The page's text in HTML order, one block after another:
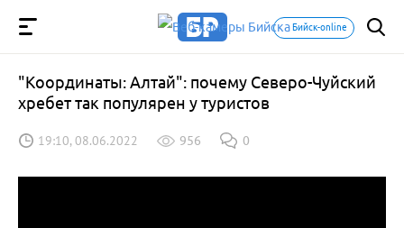
Бийск-online
"Координаты: Алтай": почему Северо-Чуйский
хребет так популярен у туристов
19:10, 08.06.2022 956 0